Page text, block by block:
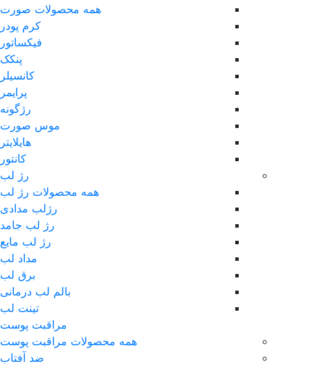
همه محصولات صورت
کرم پودر
فیکساتور
پنکک
کانسیلر
پرایمر
رژگونه
موس صورت
هایلایتر
کانتور
رژ لب
همه محصولات رژ لب
رژلب مدادی
رژ لب جامد
رژ لب مایع
مداد لب
برق لب
بالم لب درمانی
تینت لب
مراقبت پوست
همه محصولات مراقبت پوست
ضد آفتاب